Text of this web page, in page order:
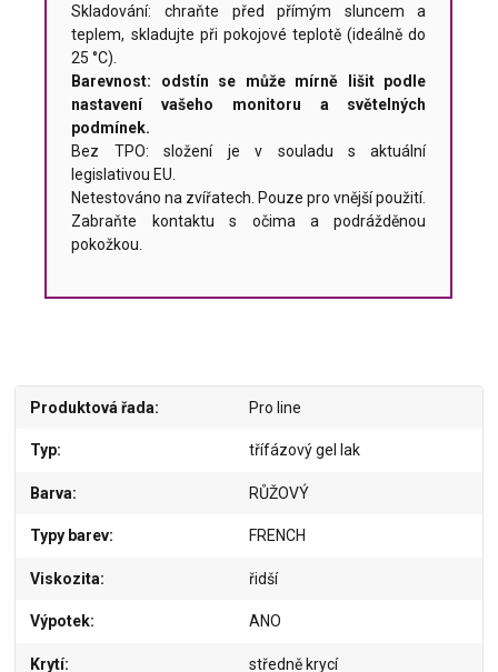
Skladování: chraňte před přímým sluncem a
teplem, skladujte při pokojové teplotě (ideálně do
25 °C).
Barevnost: odstín se může mírně lišit podle
nastavení vašeho monitoru a světelných
podmínek.
Bez TPO: složení je v souladu s aktuální
legislativou EU.
Netestováno na zvířatech. Pouze pro vnější použití.
Zabraňte kontaktu s očima a podrážděnou
pokožkou.
Produktová řada Pro line
Typ třífázový gel lak
Barva RŮŽOVÝ
Typy barev FRENCH
Viskozita řidší
Výpotek ANO
Krytí středně krycí